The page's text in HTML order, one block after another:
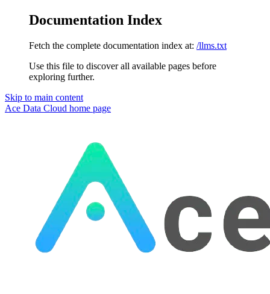
Documentation Index
Fetch the complete documentation index at: /llms.txt
Use this file to discover all available pages before
exploring further.
Skip to main content
Ace Data Cloud home page